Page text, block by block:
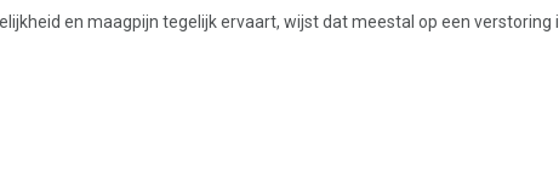
en maagpijn tegelijk ervaart, wijst dat meestal op een verstoring